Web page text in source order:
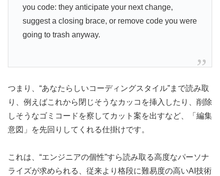
you code: they anticipate your next change,
suggest a closing brace, or remove code you were
going to trash anyway.
つまり、“あなたらしいコーディングスタイル”まで読み取
り、例えばこれから閉じそうなカッコを挿入したり、削除
しそうなゴミコードを察してカット案を出すなど、「編集
意図」を先回りしてくれる仕掛けです。
これは、“エンジニアの個性”すら読み取る高度なパーソナ
ライズが求められる、従来より格段に難易度の高いAI技術